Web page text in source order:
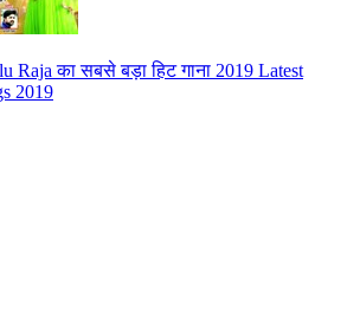
Raja का सबसे बड़ा हिट गाना 2019 Latest
2019